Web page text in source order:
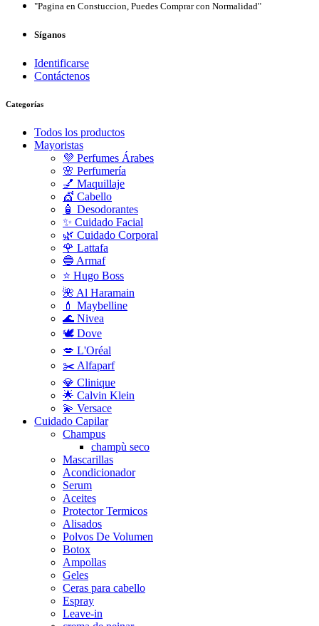
"Pagina en Constuccion, Puedes Comprar con Normalidad"
Síganos
Identificarse
Contáctenos
Categorías
Todos los productos
Mayoristas
💜 Perfumes Árabes
🌸 Perfumería
💅 Maquillaje
💇 Cabello
🧴 Desodorantes
✨ Cuidado Facial
🌿 Cuidado Corporal
🌹 Lattafa
🔵 Armaf
⭐ Hugo Boss
🌺 Al Haramain
💄 Maybelline
🌊 Nivea
🕊️ Dove
💋 L'Oréal
✂️ Alfaparf
💎 Clinique
🌟 Calvin Klein
💫 Versace
Cuidado Capilar
Champus
champù seco
Mascarillas
Acondicionador
Serum
Aceites
Protector Termicos
Alisados
Polvos De Volumen
Botox
Ampollas
Geles
Ceras para cabello
Espray
Leave-in